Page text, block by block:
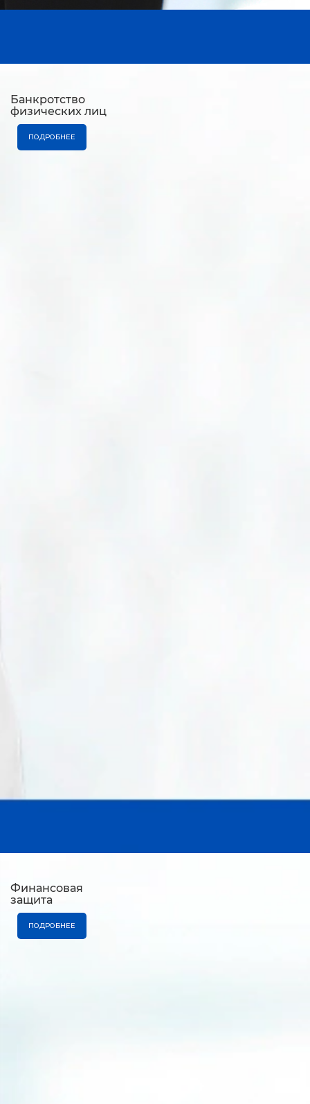
Банкротство
физических лиц
ПОДРОБНЕЕ
Финансовая
защита
ПОДРОБНЕЕ